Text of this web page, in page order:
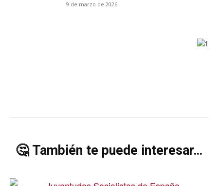
9 de marzo de 2026
🤔 También te puede interesar…